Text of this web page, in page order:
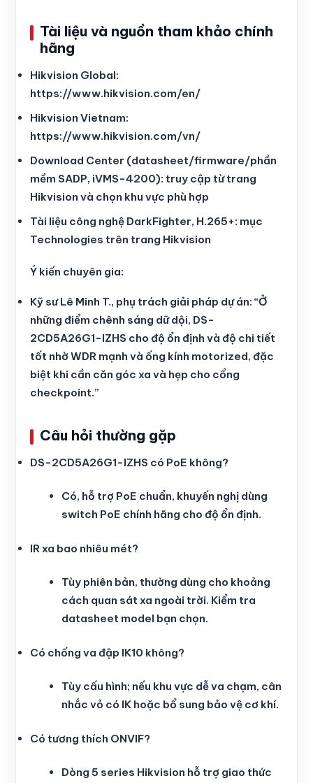
Tài liệu và nguồn tham khảo chính
hãng
Hikvision Global:
https://www.hikvision.com/en/
Hikvision Vietnam:
https://www.hikvision.com/vn/
Download Center (datasheet/firmware/phần
mềm SADP, iVMS-4200): truy cập từ trang
Hikvision và chọn khu vực phù hợp
Tài liệu công nghệ DarkFighter, H.265+: mục
Technologies trên trang Hikvision
Ý kiến chuyên gia:
Kỹ sư Lê Minh T., phụ trách giải pháp dự án: “Ở
những điểm chênh sáng dữ dội, DS-
2CD5A26G1-IZHS cho độ ổn định và độ chi tiết
tốt nhờ WDR mạnh và ống kính motorized, đặc
biệt khi cần căn góc xa và hẹp cho cổng
checkpoint.”
Câu hỏi thường gặp
DS-2CD5A26G1-IZHS có PoE không?
Có, hỗ trợ PoE chuẩn, khuyến nghị dùng
switch PoE chính hãng cho độ ổn định.
IR xa bao nhiêu mét?
Tùy phiên bản, thường dùng cho khoảng
cách quan sát xa ngoài trời. Kiểm tra
datasheet model bạn chọn.
Có chống va đập IK10 không?
Tùy cấu hình; nếu khu vực dễ va chạm, cân
nhắc vỏ có IK hoặc bổ sung bảo vệ cơ khí.
Có tương thích ONVIF?
Dòng 5 series Hikvision hỗ trợ giao thức